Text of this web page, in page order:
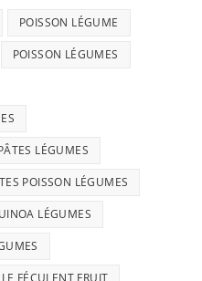
POISSON LÉGUME
POISSON LÉGUMES
LÉGUMES
POISSON LÉGUMES
LÉGUMES